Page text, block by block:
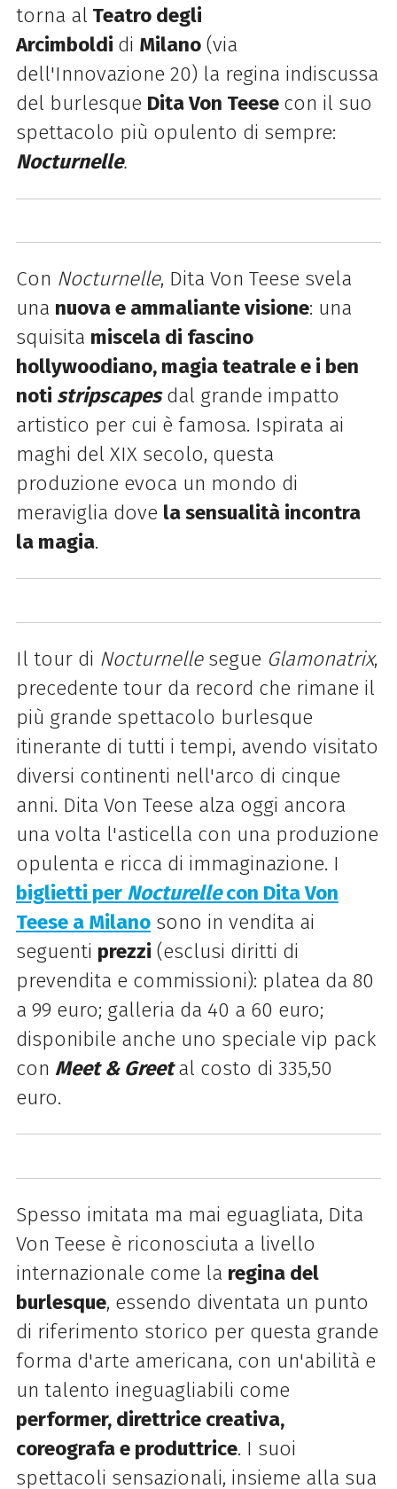
torna al Teatro degli
Arcimboldi di Milano(via
dell'Innovazione 20) la regina indiscussa
del burlesque Dita Von Teese con il suo
spettacolo più opulento di sempre:
Nocturnelle.
Con Nocturnelle, Dita Von Teese svela
una nuova e ammaliante visione: una
squisita miscela di fascino
hollywoodiano, magia teatrale e i ben
noti stripscapesdal grande impatto
artistico per cui è famosa. Ispirata ai
maghi del XIX secolo, questa
produzione evoca un mondo di
meraviglia dove la sensualità incontra
la magia.
Il tour di Nocturnelle segue Glamonatrix,
precedente tour da record che rimane il
più grande spettacolo burlesque
itinerante di tutti i tempi, avendo visitato
diversi continenti nell'arco di cinque
anni. Dita Von Teese alza oggi ancora
una volta l'asticella con una produzione
opulenta e ricca di immaginazione. I
biglietti per Nocturellecon Dita Von
Teese a Milanosono in vendita ai
seguenti prezzi (esclusi diritti di
prevendita e commissioni): platea da 80
a 99 euro; galleria da 40 a 60 euro;
disponibile anche uno speciale vip pack
con Meet & Greetal costo di 335,50
euro.
Spesso imitata ma mai eguagliata, Dita
Von Teese è riconosciuta a livello
internazionale come la regina del
burlesque, essendo diventata un punto
di riferimento storico per questa grande
forma d'arte americana, con un'abilità e
un talento ineguagliabili come
performer, direttrice creativa,
coreografa e produttrice. I suoi
spettacoli sensazionali, insieme alla sua